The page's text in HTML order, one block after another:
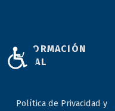
ACCESIBILIDAD
INFORMACIÓN
LEGAL
Política de Privacidad y